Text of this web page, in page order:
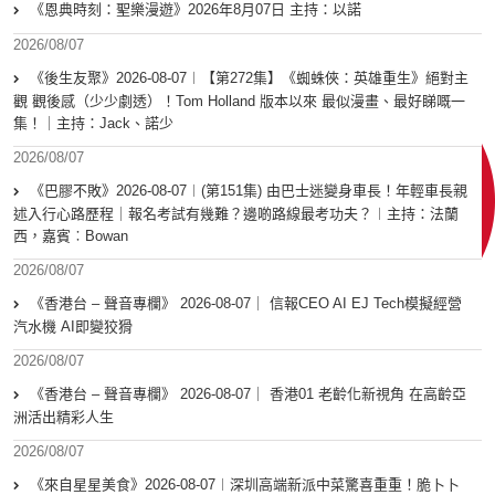
《恩典時刻：聖樂漫遊》2026年8月07日 主持：以諾
2026/08/07
《後生友聚》2026-08-07︱【第272集】《蜘蛛俠：英雄重生》絕對主
觀 觀後感（少少劇透）！Tom Holland 版本以來 最似漫畫、最好睇嘅一
集！｜主持：Jack、諾少
2026/08/07
《巴膠不敗》2026-08-07︱(第151集) 由巴士迷變身車長！年輕車長親
述入行心路歷程｜報名考試有幾難？邊啲路線最考功夫？︱主持：法蘭
西，嘉賓︰Bowan
2026/08/07
《香港台 – 聲音專欄》 2026-08-07｜ 信報CEO AI EJ Tech模擬經營
汽水機 AI即變狡猾
2026/08/07
《香港台 – 聲音專欄》 2026-08-07｜ 香港01 老齡化新視角 在高齡亞
洲活出精彩人生
2026/08/07
《來自星星美食》2026-08-07︱深圳高端新派中菜驚喜重重！脆卜卜